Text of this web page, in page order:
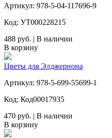
Артикул: 978-5-04-117696-9
Код: УТ000228215
488 руб. | В наличии
В корзину
Цветы для Элджернона
Артикул: 978-5-699-55699-1
Код: Код00017935
470 руб. | В наличии
В корзину